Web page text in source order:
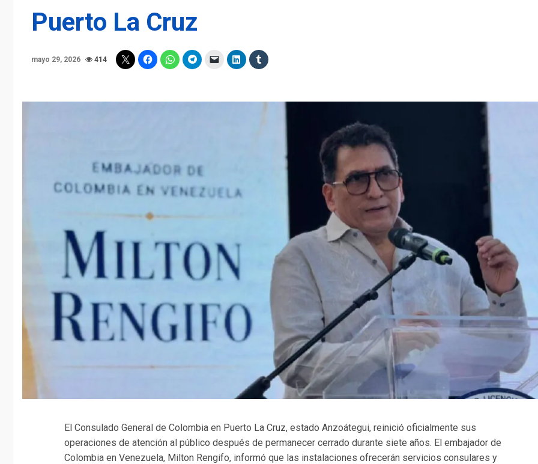
Puerto La Cruz
mayo 29, 2026 414
El Consulado General de Colombia en Puerto La Cruz, estado Anzoátegui, reinició oficialmente sus
operaciones de atención al público después de permanecer cerrado durante siete años. El embajador de
Colombia en Venezuela, Milton Rengifo, informó que las instalaciones ofrecerán servicios consulares y